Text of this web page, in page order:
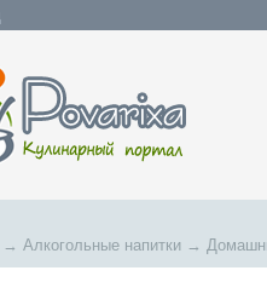
→ Алкогольные напитки →